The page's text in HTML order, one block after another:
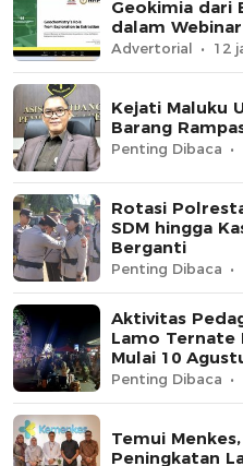
Geokimia dari
dalam Webinar
Advertorial 12
Kejati Maluku
Barang
Penting Dibaca
Rotasi
SDM hingga
Berganti
Penting Dibaca
Aktivitas
Lamo Ternate
Mulai 10
Penting Dibaca
Temui
Peningkatan